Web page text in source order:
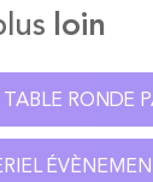
loin
RONDE